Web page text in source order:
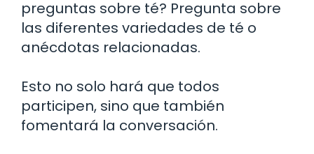
preguntas sobre té? Pregunta sobre
las diferentes variedades de té o
anécdotas relacionadas.
Esto no solo hará que todos
participen, sino que también
fomentará la conversación.